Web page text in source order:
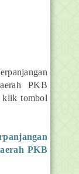
PKB
klik tombol
PKB